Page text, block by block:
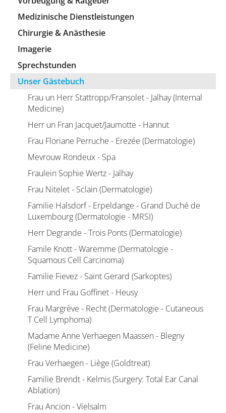
Medizinische Dienstleistungen
Chirurgie & Anästhesie
Imagerie
Sprechstunden
Unser Gästebuch
Frau un Herr Stattropp/Fransolet - Jalhay (Internal
Medicine)
Herr un Fran Jacquet/Jaumotte - Hannut
Frau Floriane Perruche - Erezée (Dermatologie)
Mevrouw Rondeux - Spa
Fraulein Sophie Wertz - Jalhay
Frau Nitelet - Sclain (Dermatologie)
Familie Halsdorf - Erpeldange - Grand Duché de
Luxembourg (Dermatologie - MRSI)
Herr Degrande - Trois Ponts (Dermatologie)
Famile Knott - Waremme (Dermatologie -
Squamous Cell Carcinoma)
Familie Fievez - Saint Gerard (Sarkoptes)
Herr und Frau Goffinet - Heusy
Frau Margrève - Recht (Dermatologie - Cutaneous
T Cell Lymphoma)
Madame Anne Verhaegen Maassen - Blegny
(Feline Medicine)
Frau Verhaegen - Liège (Goldtreat)
Familie Brendt - Kelmis (Surgery: Total Ear Canal
Ablation)
Frau Ancion - Vielsalm